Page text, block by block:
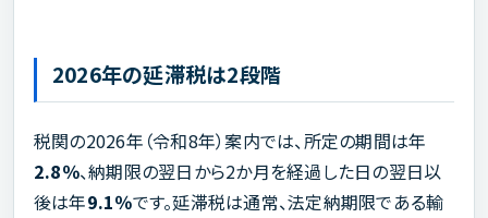
2026年の延滞税は2段階
税関の2026年（令和8年）案内では、所定の期間は年
2.8％、納期限の翌日から2か月を経過した日の翌日以
後は年9.1％です。延滞税は通常、法定納期限である輸